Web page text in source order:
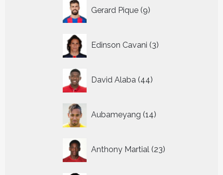
Gerard Pique 9
producten
Edinson Cavani 3
producten
David Alaba 44
producten
Aubameyang 14
producten
Anthony Martial 23
producten